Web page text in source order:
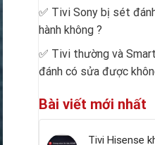
✅ Tivi Sony bị sét
hành không ?
✅ Tivi thường và
đánh có sửa được
Bài viết mới nhất
Tivi Hisense